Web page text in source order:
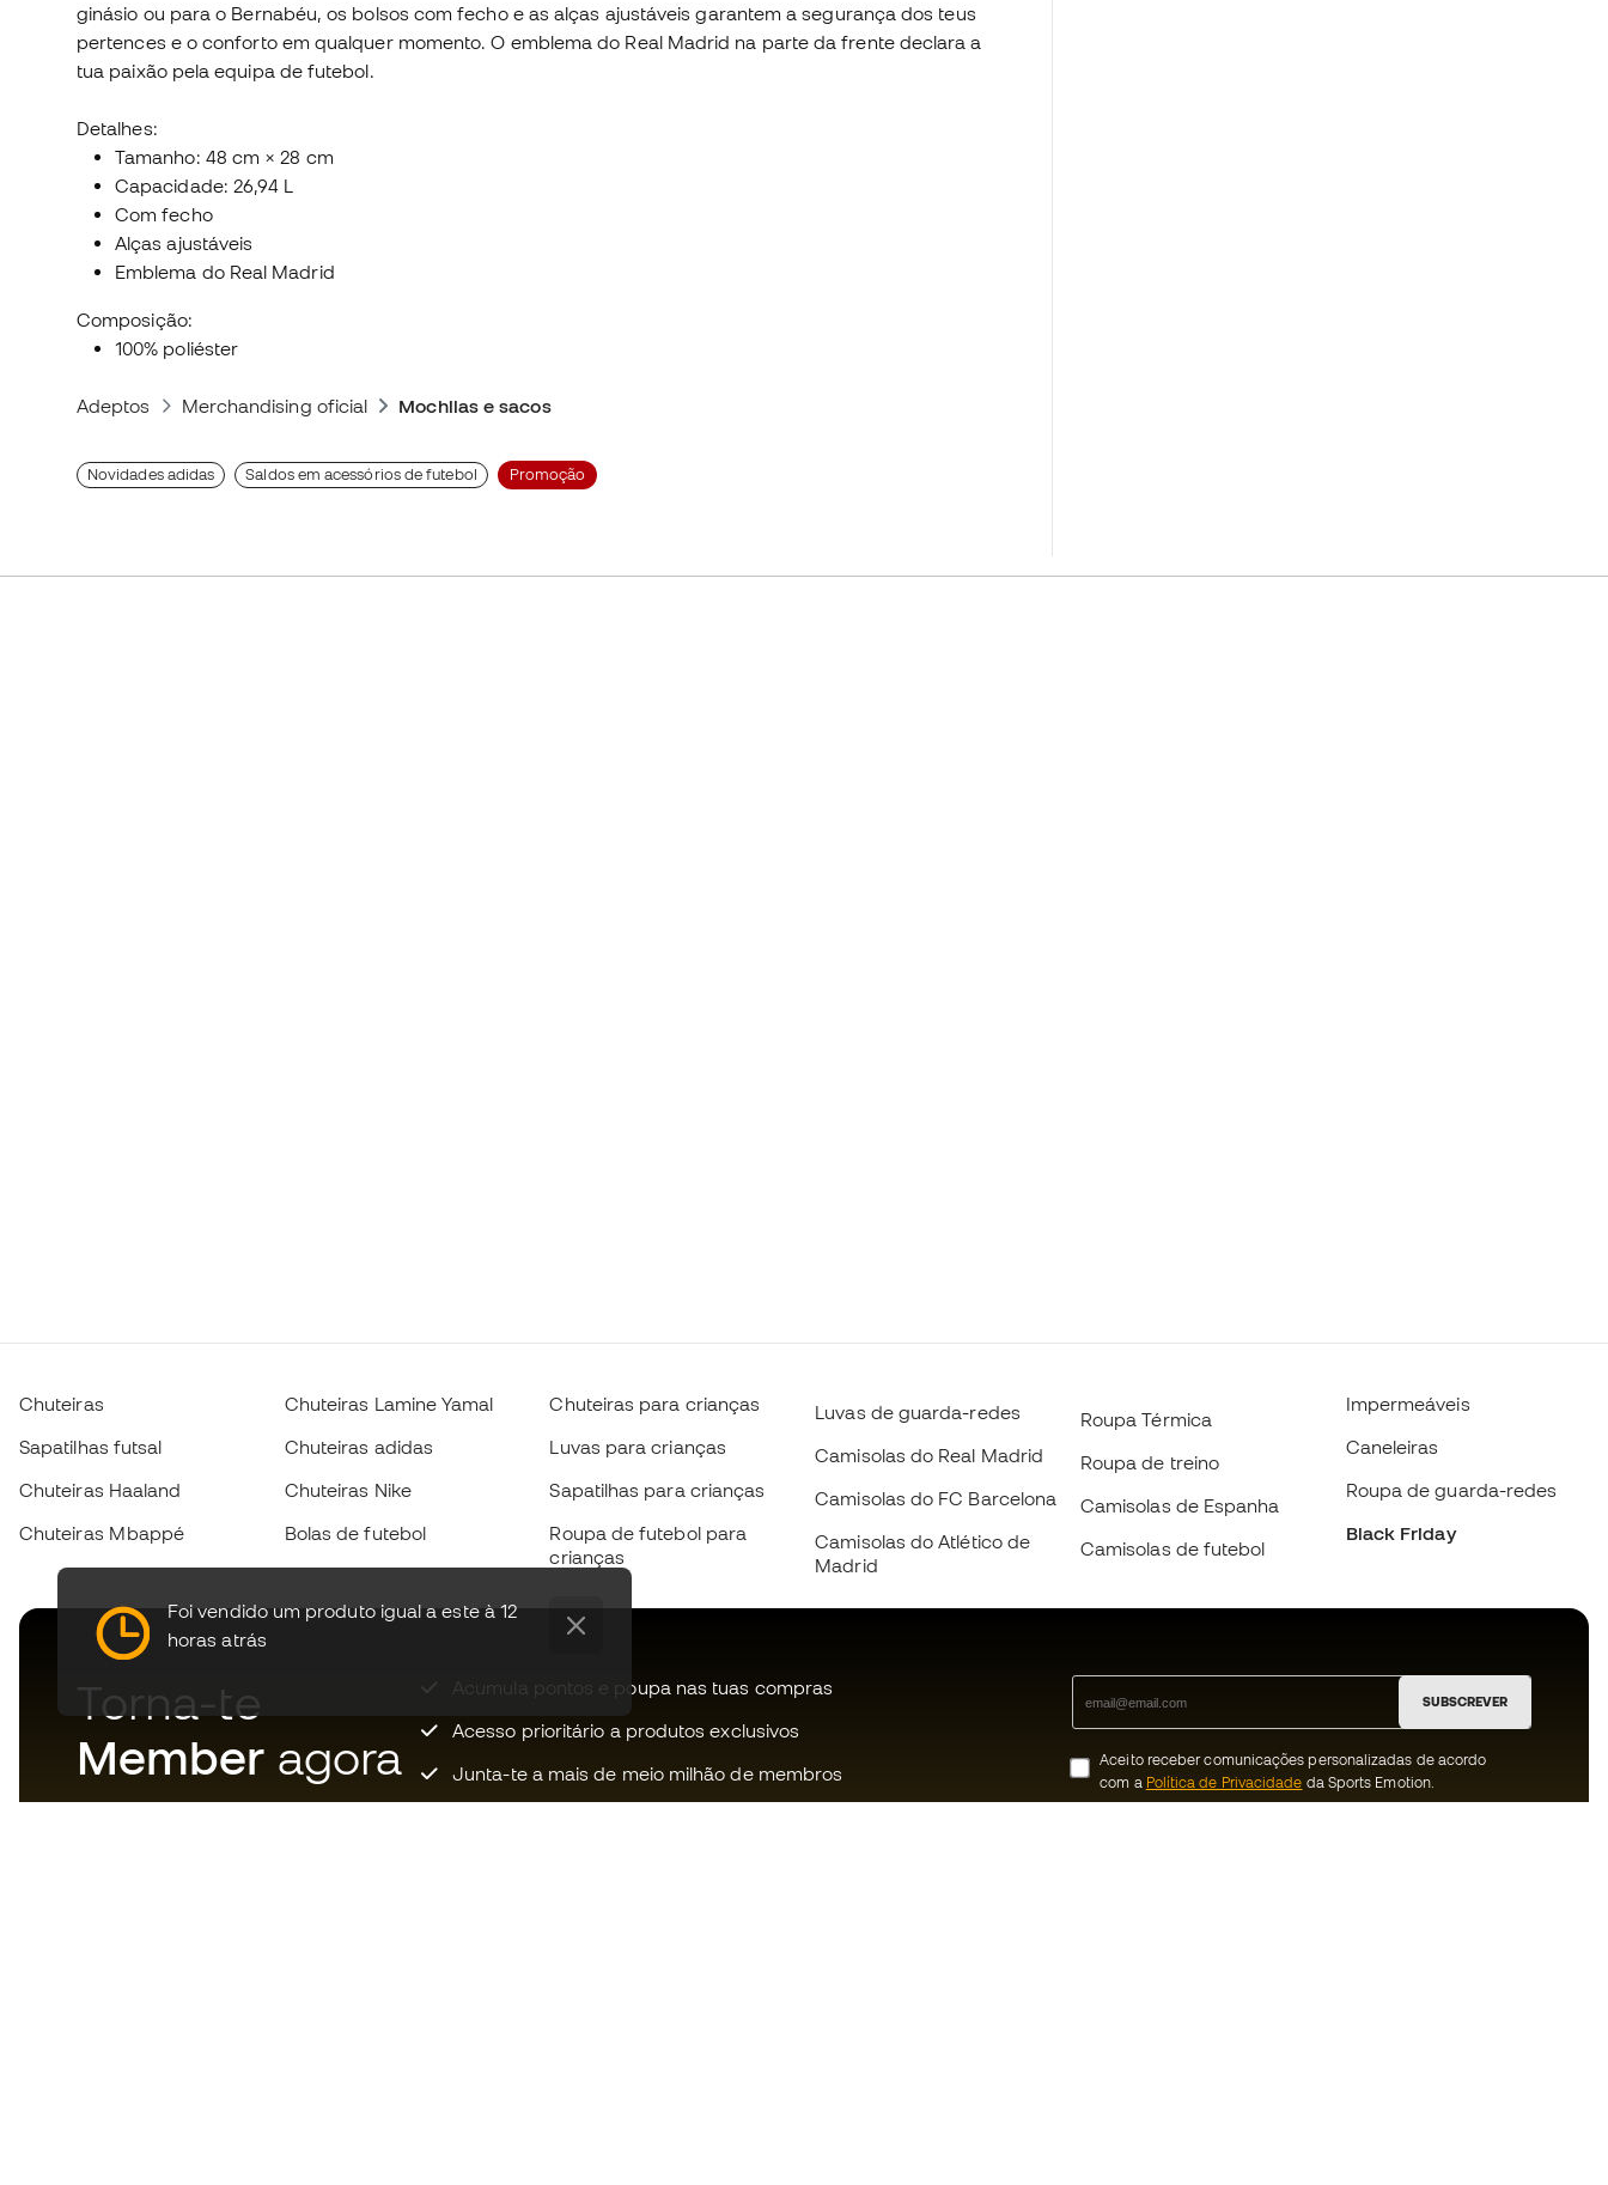
ginásio ou para o Bernabéu, os bolsos com fecho e as alças ajustáveis garantem a segurança dos teus
pertences e o conforto em qualquer momento. O emblema do Real Madrid na parte da frente declara a
tua paixão pela equipa de futebol.
Detalhes:
Tamanho: 48 cm × 28 cm
Capacidade: 26,94 L
Com fecho
Alças ajustáveis
Emblema do Real Madrid
Composição:
100% poliéster
Adeptos Merchandising oficial Mochilas e sacos
Novidades adidas Saldos em acessórios de futebol Promoção
Foi vendido um produto igual a este à 12
horas atrás
Chuteiras
Sapatilhas futsal
Chuteiras Haaland
Chuteiras Mbappé
Chuteiras Lamine Yamal
Chuteiras adidas
Chuteiras Nike
Bolas de futebol
Chuteiras para crianças
Luvas para crianças
Sapatilhas para crianças
Roupa de futebol para
crianças
Luvas de guarda-redes
Camisolas do Real Madrid
Camisolas do FC Barcelona
Camisolas do Atlético de
Madrid
Roupa Térmica
Roupa de treino
Camisolas de Espanha
Camisolas de futebol
Impermeáveis
Caneleiras
Roupa de guarda-redes
Black Friday
Torna-te
Member agora
Acumula pontos e poupa nas tuas compras
Acesso prioritário a produtos exclusivos
Junta-te a mais de meio milhão de membros
SUBSCREVER
Aceito receber comunicações personalizadas de acordo
com a Política de Privacidade da Sports Emotion.